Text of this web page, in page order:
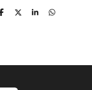
D
D
S
D